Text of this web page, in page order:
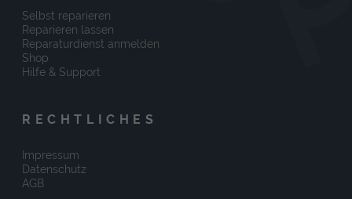
Selbst reparieren
Reparieren lassen
Reparaturdienst anmelden
Shop
Hilfe & Support
RECHTLICHES
Impressum
Datenschutz
AGB